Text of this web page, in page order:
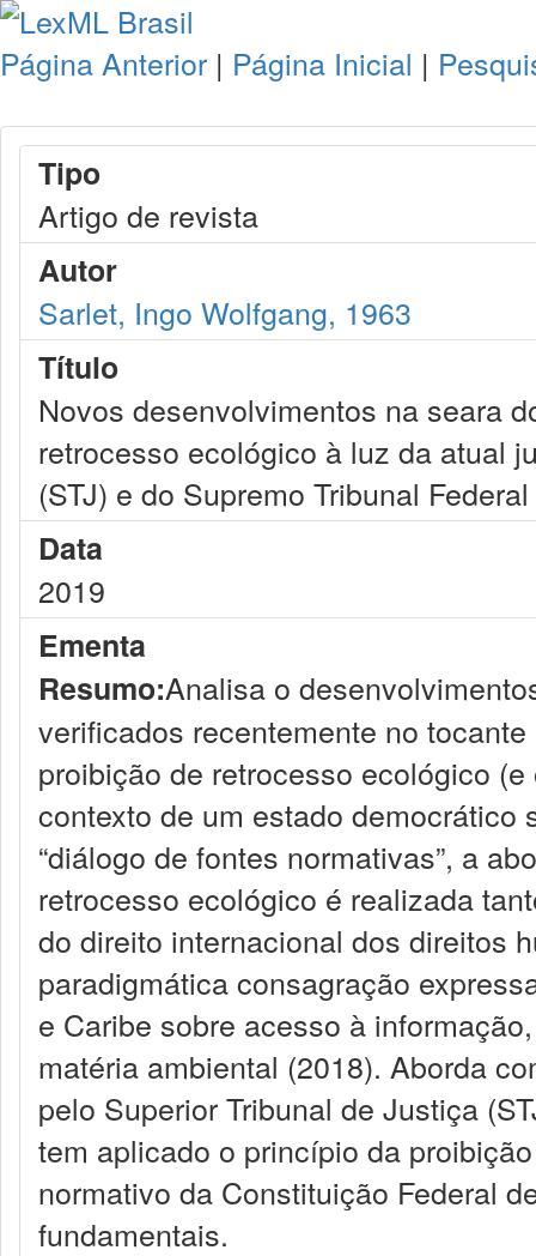
Página Anterior | Página Inicial |
Tipo
Artigo de revista
Autor
Sarlet, Ingo Wolfgang, 1963
Título
Novos desenvolvimentos na seara
retrocesso ecológico à luz da atual
(STJ) e do Supremo Tribunal
Data
2019
Ementa
Resumo:Analisa o
verificados recentemente no
proibição de retrocesso ecológico
contexto de um estado
“diálogo de fontes normativas”, a
retrocesso ecológico é realizada
do direito internacional dos direitos
paradigmática consagração
e Caribe sobre acesso à
matéria ambiental (2018). Aborda
pelo Superior Tribunal de Justiça
tem aplicado o princípio da
normativo da Constituição Federal
fundamentais.